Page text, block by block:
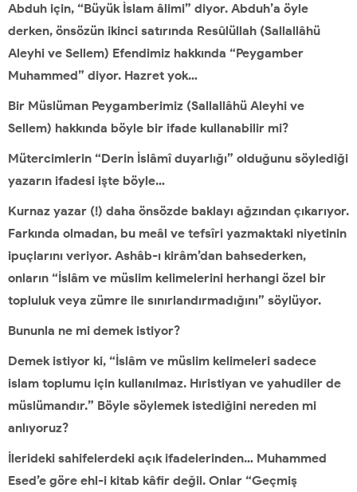
Abduh için, “Büyük İslam âlimi” diyor. Abduh’a öyle
derken, önsözün ikinci satırında Resûlüllah (Sallallâhü
Aleyhi ve Sellem) Efendimiz hakkında “Peygamber
Muhammed” diyor. Hazret yok…
Bir Müslüman Peygamberimiz (Sallallâhü Aleyhi ve
Sellem) hakkında böyle bir ifade kullanabilir mi?
Mütercimlerin “Derin İslâmî duyarlığı” olduğunu söylediği
yazarın ifadesi işte böyle…
Kurnaz yazar (!) daha önsözde baklayı ağzından çıkarıyor.
Farkında olmadan, bu meâl ve tefsîri yazmaktaki niyetinin
ipuçlarını veriyor. Ashâb-ı kirâm’dan bahsederken,
onların “İslâm ve müslim kelimelerini herhangi özel bir
topluluk veya zümre ile sınırlandırmadığını” söylüyor.
Bununla ne mi demek istiyor?
Demek istiyor ki, “İslâm ve müslim kelimeleri sadece
islam toplumu için kullanılmaz. Hıristiyan ve yahudiler de
müslümandır.” Böyle söylemek istediğini nereden mi
anlıyoruz?
İlerideki sahifelerdeki açık ifadelerinden… Muhammed
Esed’e göre ehl-i kitab kâfir değil. Onlar “Geçmiş